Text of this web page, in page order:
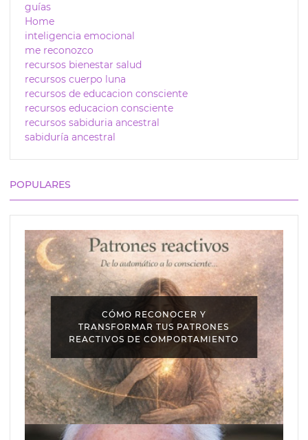
guías
Home
inteligencia emocional
me reconozco
recursos bienestar salud
recursos cuerpo luna
recursos de educacion consciente
recursos educacion consciente
recursos sabiduria ancestral
sabiduría ancestral
POPULARES
CÓMO RECONOCER Y
TRANSFORMAR TUS PATRONES
REACTIVOS DE COMPORTAMIENTO